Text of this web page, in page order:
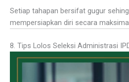
Setiap tahapan bersifat gugur
mempersiapkan diri secara
8. Tips Lolos Seleksi Administrasi